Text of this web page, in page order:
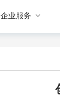
企业服务 